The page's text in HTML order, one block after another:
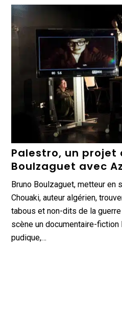
Palestro, un projet
Boulzaguet avec
Bruno Boulzaguet, metteur en
Chouaki, auteur algérien,
tabous et non-dits de la guerre
scène un documentaire-
pudique,…